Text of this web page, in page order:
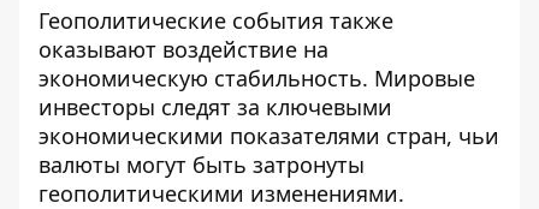
Геополитические события также
оказывают воздействие на
экономическую стабильность. Мировые
инвесторы следят за ключевыми
экономическими показателями стран, чьи
валюты могут быть затронуты
геополитическими изменениями.